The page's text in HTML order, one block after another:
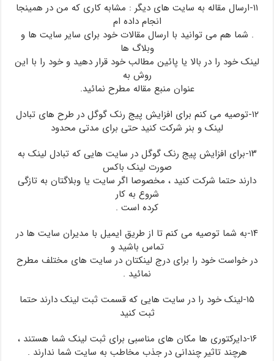
۱۱-ارسال مقاله به سایت های دیگر : مشابه کاری که من در همینجا
انجام داده ام
. شما هم می توانید با ارسال مقالات خود برای سایر سایت ها و
وبلاگ ها
لینک خود را در بالا یا پائین مطالب خود قرار دهید و خود را با این
روش به
عنوان منبع مقاله مطرح نمائید.
۱۲-توصیه می کنم برای افزایش پیج رنک گوگل در طرح های تبادل
لینک و بنر شرکت کنید حتی برای مدتی محدود
۱۳-برای افزایش پیج رنک گوگل در سایت هایی که تبادل لینک به
صورت لینک باکس
دارند حتما شرکت کنید ، مخصوصا اگر سایت یا وبلاگتان به تازگی
شروع به کار
کرده است .
۱۴-به شما توصیه می کنم تا از طریق ایمیل با مدیران سایت ها در
تماس باشید و
در خواست خود را برای درج لینکتان در سایت های مختلف مطرح
نمائید .
۱۵-لینک خود را در سایت هایی که قسمت ثبت لینک دارند حتما
ثبت کنید
۱۶-دایرکتوری ها مکان های مناسبی برای ثبت لینک شما هستند ،
هرچند تاثیر چندانی در جذب مخاطب به سایت شما ندارند .